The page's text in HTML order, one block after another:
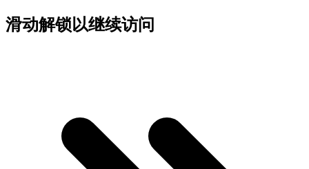
滑动解锁以继续访问